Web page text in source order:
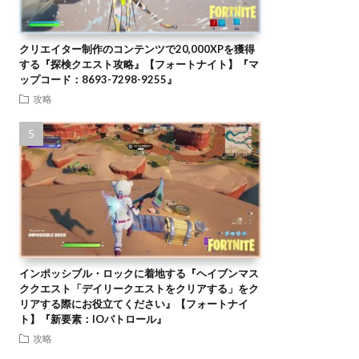
クリエイター制作のコンテンツで20,000XPを獲得
する『探検クエスト攻略』【フォートナイト】『マ
ップコード：8693-7298-9255』
攻略
インポッシブル・ロックに着地する『ヘイブンマス
ククエスト「デイリークエストをクリアする」をク
リアする際にお役立てください』【フォートナイ
ト】『新要素：IOパトロール』
攻略